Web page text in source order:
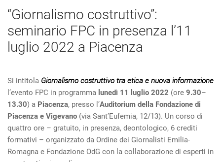
“Giornalismo costruttivo”:
seminario FPC in presenza l’11
luglio 2022 a Piacenza
Si intitola Giornalismo costruttivo tra etica e nuova informazione
l’evento FPC in programma lunedì 11 luglio 2022 (ore 9.30–
13.30) a Piacenza, presso l’Auditorium della Fondazione di
Piacenza e Vigevano (via Sant’Eufemia, 12/13). Un corso di
quattro ore – gratuito, in presenza, deontologico, 6 crediti
formativi – organizzato da Ordine dei Giornalisti Emilia-
Romagna e Fondazione OdG con la collaborazione di esperti in